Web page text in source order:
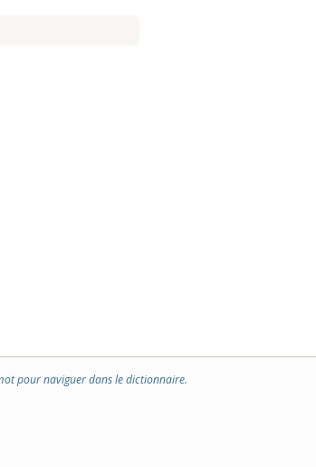
pour naviguer dans le dictionnaire.